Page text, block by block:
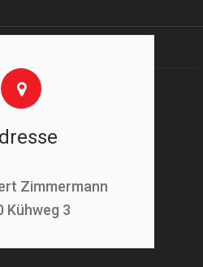
Zimmermann
Kühweg 3